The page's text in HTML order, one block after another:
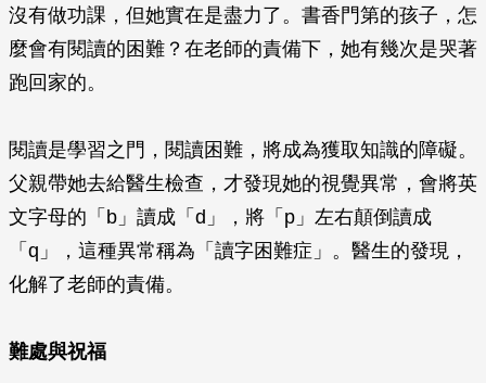
沒有做功課，但她實在是盡力了。書香門第的孩子，怎
麼會有閱讀的困難？在老師的責備下，她有幾次是哭著
跑回家的。
閱讀是學習之門，閱讀困難，將成為獲取知識的障礙。
父親帶她去給醫生檢查，才發現她的視覺異常，會將英
文字母的「b」讀成「d」，將「p」左右顛倒讀成
「q」，這種異常稱為「讀字困難症」。醫生的發現，
化解了老師的責備。
難處與祝福